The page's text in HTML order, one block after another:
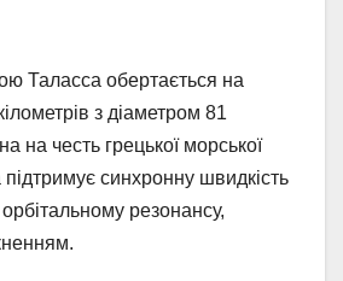
Таласса обертається на
з діаметром 81
на честь грецької морської
синхронну швидкість
резонансу,